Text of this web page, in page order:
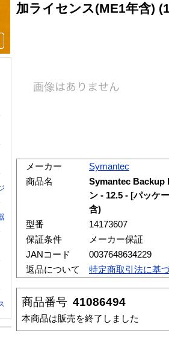
加ライセンス(ME1年含)
メーカー
Symantec
商品名
Symantec Backup
ン - 12.5 - [パッケ
含)
型番
14173607
保証条件
メーカー保証
JANコード
0037648634229
返品について
特定商取引法に基
商品番号 41086494
本商品は販売を終了しました